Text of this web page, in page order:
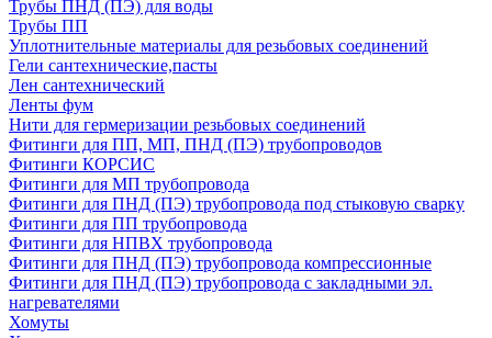
Трубы ПНД (ПЭ) для воды
Трубы ПП
Уплотнительные материалы для резьбовых соединений
Гели сантехнические,пасты
Лен сантехнический
Ленты фум
Нити для гермеризации резьбовых соединений
Фитинги для ПП, МП, ПНД (ПЭ) трубопроводов
Фитинги КОРСИС
Фитинги для МП трубопровода
Фитинги для ПНД (ПЭ) трубопровода под стыковую сварку
Фитинги для ПП трубопровода
Фитинги для НПВХ трубопровода
Фитинги для ПНД (ПЭ) трубопровода компрессионные
Фитинги для ПНД (ПЭ) трубопровода с закладными эл.
нагревателями
Хомуты